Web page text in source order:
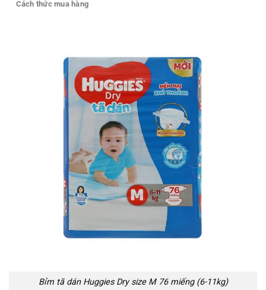
Cách thức mua hàng
Bỉm tã dán Huggies Dry size M 76 miếng (6-11kg)